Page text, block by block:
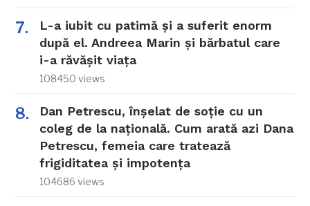
L-a iubit cu patimă și a suferit enorm
după el. Andreea Marin și bărbatul care
i-a răvășit viața
108450 views
Dan Petrescu, înșelat de soție cu un
coleg de la națională. Cum arată azi Dana
Petrescu, femeia care tratează
frigiditatea și impotența
104686 views